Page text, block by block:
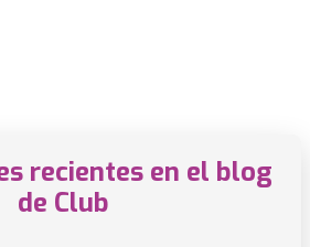
recientes en el blog
de Club